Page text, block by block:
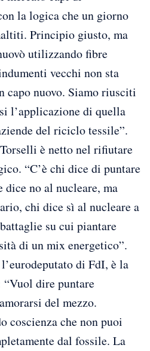
la logica che un giorno
Principio giusto, ma
utilizzando fibre
vecchi non sta
capo nuovo. Siamo riusciti
l’applicazione di quella
del riciclo tessile”.
è netto nel rifiutare
“C’è chi dice di puntare
no al nucleare, ma
chi dice sì al nucleare a
su cui piantare
di un mix energetico”.
di FdI, è la
dire puntare
del mezzo.
coscienza che non puoi
dal fossile. La